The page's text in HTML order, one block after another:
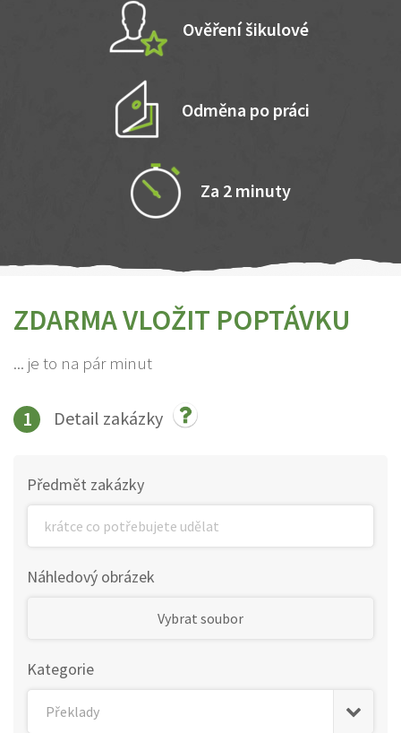
Ověření šikulové
Odměna po práci
Za 2 minuty
ZDARMA VLOŽIT POPTÁVKU
... je to na pár minut
1 Detail zakázky
Předmět zakázky
Náhledový obrázek
Vybrat soubor
Kategorie